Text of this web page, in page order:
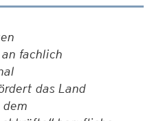
fachlich
das Land